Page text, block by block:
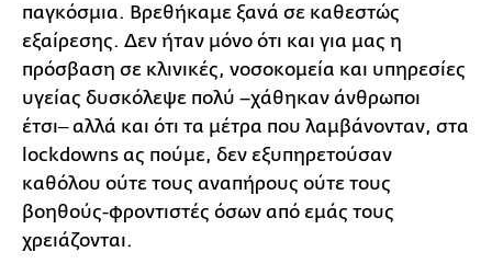
παγκόσμια. Βρεθήκαμε ξανά σε καθεστώς
εξαίρεσης. Δεν ήταν μόνο ότι και για μας η
πρόσβαση σε κλινικές, νοσοκομεία και υπηρεσίες
υγείας δυσκόλεψε πολύ –χάθηκαν άνθρωποι
έτσι‒ αλλά και ότι τα μέτρα που λαμβάνονταν, στα
lockdowns ας πούμε, δεν εξυπηρετούσαν
καθόλου ούτε τους αναπήρους ούτε τους
βοηθούς-φροντιστές όσων από εμάς τους
χρειάζονται.